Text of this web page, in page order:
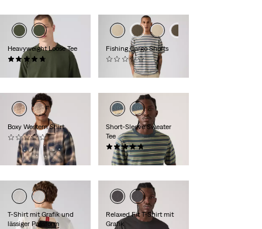
Heavyweight Loose Tee
39,95 €
Fishing Cargo Shorts
(0)
Boxy Western Shirt
(0)
84,95 €
Short-Sleeve Sweater
Tee
(8)
64,95 €
T-Shirt mit Grafik und
lässiger Passform
Relaxed Fit T-Shirt mit
Grafik